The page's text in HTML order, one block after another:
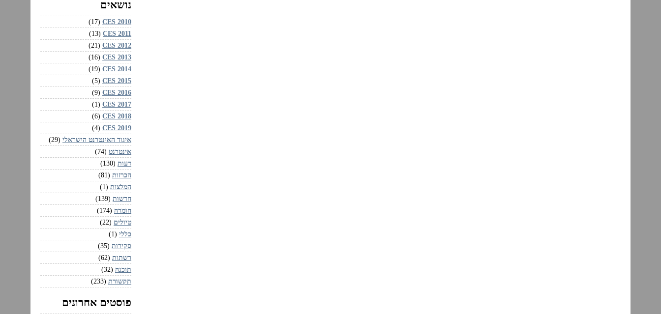
נושאים
CES 2010‏
(17)
CES 2011‏
(13)
CES 2012‏
(21)
CES 2013‏
(16)
CES 2014‏
(19)
CES 2015‏
(5)
CES 2016‏
(9)
CES 2017‏
(1)
CES 2018‏
(6)
CES 2019‏
(4)
איגוד האינטרנט הישראלי (29)
אינטרנט (74)
דעות (130)
הכרזות (81)
המלצות (1)
חדשות (139)
חומרה (174)
טיולים (22)
כללי (1)
סקירות (35)
רשתות (62)
תוכנה (32)
תקשורת (233)
פוסטים אחרונים